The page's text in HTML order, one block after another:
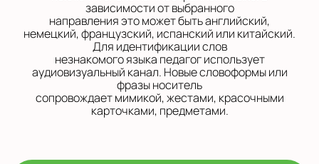
зависимости от выбранного
направления это может быть английский,
немецкий, французский, испанский или китайский.
Для идентификации слов
незнакомого языка педагог использует
аудиовизуальный канал. Новые словоформы или
фразы носитель
сопровождает мимикой, жестами, красочными
карточками, предметами.